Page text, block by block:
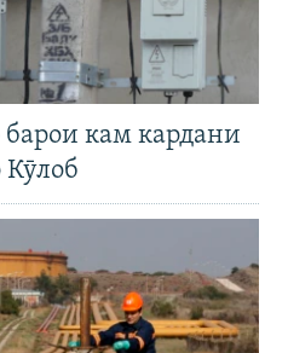
кам кардани
Кӯлоб